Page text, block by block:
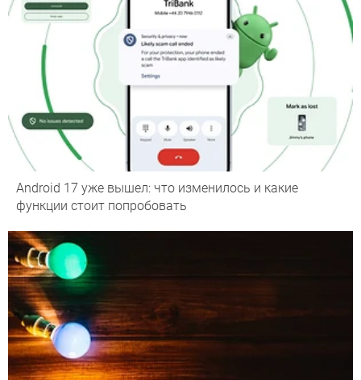
Android 17 уже вышел: что изменилось и какие
функции стоит попробовать